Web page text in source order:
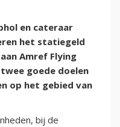
en cateraar
het statiegeld
Amref Flying
goede doelen
op het gebied van
bij de